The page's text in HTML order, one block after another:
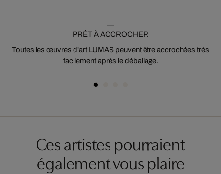
PRÊT À ACCROCHER
Toutes les œuvres d'art LUMAS peuvent être accrochées très
facilement après le déballage.
Ces artistes pourraient
également vous plaire